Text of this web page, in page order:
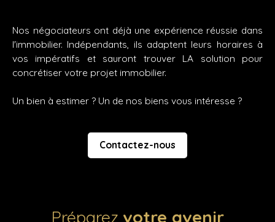
Nos négociateurs ont déjà une expérience réussie dans
l'immobilier. Indépendants, ils adaptent leurs horaires à
vos impératifs et sauront trouver LA solution pour
concrétiser votre projet immobilier.
Un bien à estimer ? Un de nos biens vous intéresse ?
Contactez-nous
Préparez votre avenir